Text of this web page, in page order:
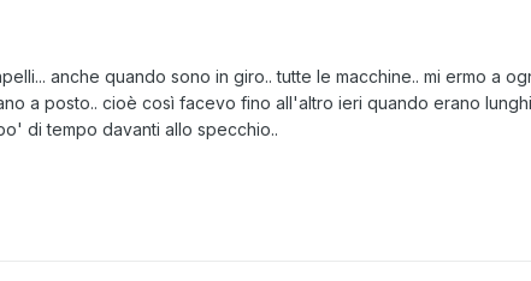
anche quando sono in giro.. tutte le macchine.. mi ermo a
a posto.. cioè così facevo fino all'altro ieri quando erano
di tempo davanti allo specchio..